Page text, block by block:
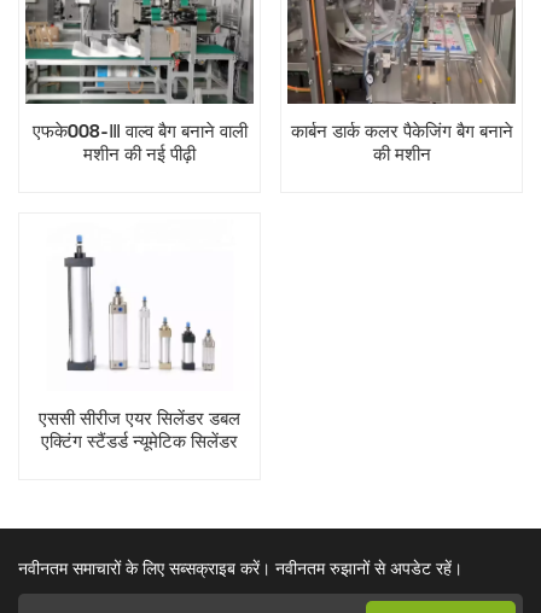
एफके008-Ⅲ वाल्व बैग बनाने वाली
मशीन की नई पीढ़ी
कार्बन डार्क कलर पैकेजिंग बैग बनाने
की मशीन
एससी सीरीज एयर सिलेंडर डबल
एक्टिंग स्टैंडर्ड न्यूमेटिक सिलेंडर
नवीनतम समाचारों के लिए सब्सक्राइब करें। नवीनतम रुझानों से अपडेट रहें।